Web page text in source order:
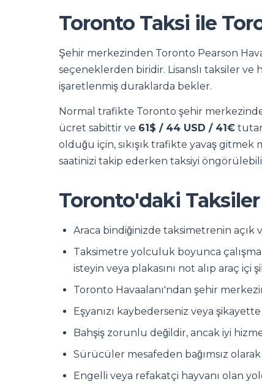
Toronto Taksi ile
Şehir merkezinden Toronto Pearson
seçeneklerden biridir. Lisanslı taksiler ve
işaretlenmiş duraklarda bekler.
Normal trafikte Toronto şehir
ücret sabittir ve 61$ / 44 USD / 41€
olduğu için, sıkışık trafikte yavaş
saatinizi takip ederken taksiyi
Toronto'daki Taksiler
Araca bindiğinizde taksimetrenin açık
Taksimetre yolculuk boyunca
isteyin veya plakasını not alıp araç içi
Toronto Havaalanı'ndan şehir
Eşyanızı kaybederseniz veya
Bahşiş zorunlu değildir, ancak iyi
Sürücüler mesafeden bağımsız
Engelli veya refakatçi hayvanı olan